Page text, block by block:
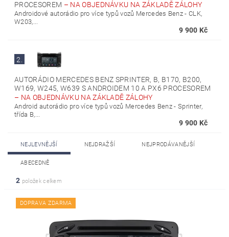
PROCESOREM – NA OBJEDNÁVKU NA ZÁKLADĚ ZÁLOHY
Androidové autorádio pro více typů vozů Mercedes Benz - CLK,
W203,...
9 900 Kč
2.
AUTORÁDIO MERCEDES BENZ SPRINTER, B, B170, B200,
W169, W245, W639 S ANDROIDEM 10 A PX6 PROCESOREM
– NA OBJEDNÁVKU NA ZÁKLADĚ ZÁLOHY
Android autorádio pro více typů vozů Mercedes Benz - Sprinter,
třída B,...
9 900 Kč
NEJLEVNĚJŠÍ NEJDRAŽŠÍ NEJPRODÁVANĚJŠÍ
ABECEDNĚ
2 položek celkem
DOPRAVA ZDARMA